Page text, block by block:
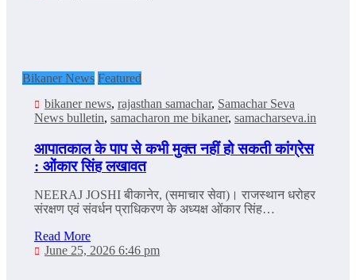
Bikaner News Featured
bikaner news, rajasthan samachar, Samachar Seva
News bulletin, samacharon me bikaner, samacharseva.in
आपातकाल के पाप से कभी मुक्त नहीं हो सकती कांग्रेस
: ओंकार सिंह लखावत
NEERAJ JOSHI बीकानेर, (समाचार सेवा)। राजस्थान धरोहर
संरक्षण एवं संवर्धन प्राधिकरण के अध्यक्ष ओंकार सिंह…
Read More
June 25, 2026 6:46 pm